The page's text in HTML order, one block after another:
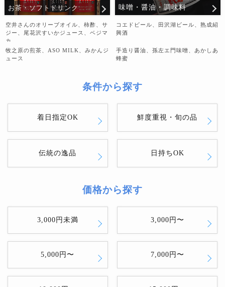
お茶・ソフトドリンク 味噌・醤油・調味料
空井さんのオリーブオイル、柿酢、サ
ジー、尾花沢すいかジュース、ベジマ
カ
コエドビール、田沢湖ビール、熟成紹
興酒
牧之原の煎茶、ASO MILK、みかんジ
ュース
手造り醤油、孫左エ門味噌、あかしあ
蜂蜜
条件から探す
着日指定OK 鮮度重視・旬の品
伝統の逸品 日持ちOK
価格から探す
3,000円未満 3,000円〜
5,000円〜 7,000円〜